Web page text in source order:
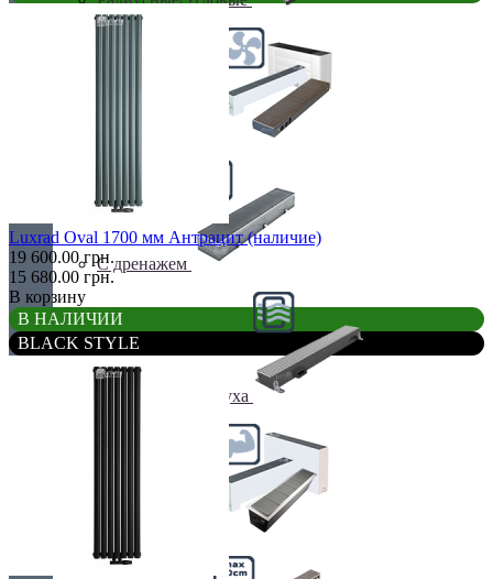
С дренажем
С притоком воздуха
Luxrad Oval 1700 мм Антрацит (наличие)
19 600.00 грн.
15 680.00 грн.
В корзину
В НАЛИЧИИ
BLACK STYLE